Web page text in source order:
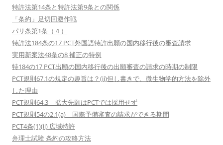
特許法第14条と特許法第9条との関係
「条約」足切回避作戦
パリ条第1条（４）
特許法184条の17 PCT外国語特許出願の国内移行後の審査請求
実用新案法48条の8 補正の特例
特184の17 PCT出願の国内移行後の出願審査の請求の時期の制限
PCT規則67.1の規定の趣旨は？(ii)但し書きで、微生物学的方法を除外
した理由
PCT規則64.3 拡大先願はPCTでは採用せず
PCT規則54の2.1(a) 国際予備審査の請求ができる期間
PCT4条(1)(ii) 広域特許
弁理士試験 条約の攻略方法